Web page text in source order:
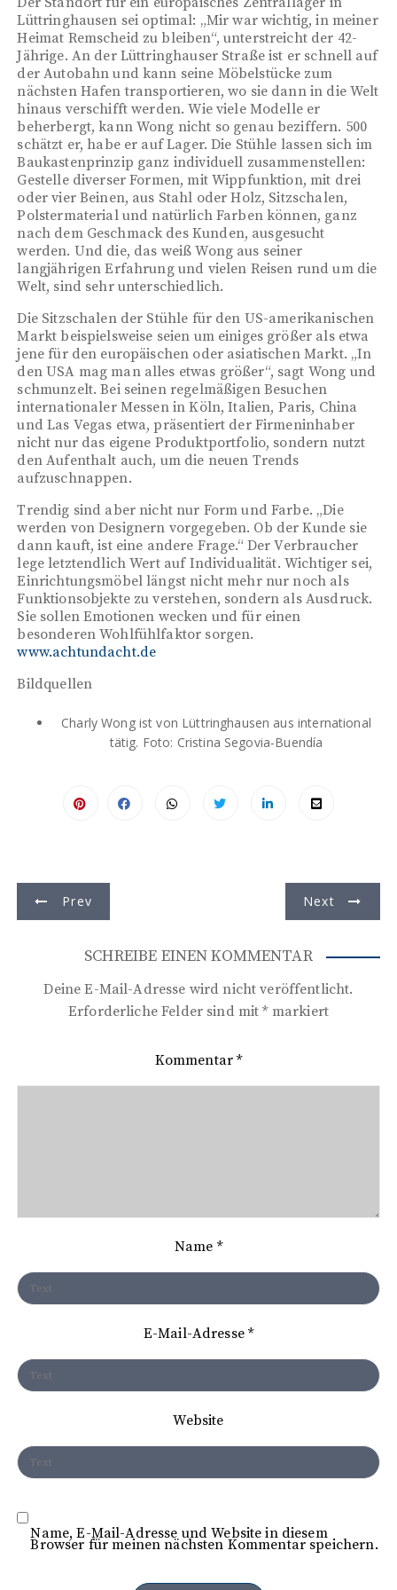
Lüttringhausen sei optimal: „Mir war wichtig, in meiner
Heimat Remscheid zu bleiben“, unterstreicht der 42-
Jährige. An der Lüttringhauser Straße ist er schnell auf
der Autobahn und kann seine Möbelstücke zum
nächsten Hafen transportieren, wo sie dann in die Welt
hinaus verschifft werden. Wie viele Modelle er
beherbergt, kann Wong nicht so genau beziffern. 500
schätzt er, habe er auf Lager. Die Stühle lassen sich im
Baukastenprinzip ganz individuell zusammenstellen:
Gestelle diverser Formen, mit Wippfunktion, mit drei
oder vier Beinen, aus Stahl oder Holz, Sitzschalen,
Polstermaterial und natürlich Farben können, ganz
nach dem Geschmack des Kunden, ausgesucht
werden. Und die, das weiß Wong aus seiner
langjährigen Erfahrung und vielen Reisen rund um die
Welt, sind sehr unterschiedlich.
Die Sitzschalen der Stühle für den US-amerikanischen
Markt beispielsweise seien um einiges größer als etwa
jene für den europäischen oder asiatischen Markt. „In
den USA mag man alles etwas größer“, sagt Wong und
schmunzelt. Bei seinen regelmäßigen Besuchen
internationaler Messen in Köln, Italien, Paris, China
und Las Vegas etwa, präsentiert der Firmeninhaber
nicht nur das eigene Produktportfolio, sondern nutzt
den Aufenthalt auch, um die neuen Trends
aufzuschnappen.
Trendig sind aber nicht nur Form und Farbe. „Die
werden von Designern vorgegeben. Ob der Kunde sie
dann kauft, ist eine andere Frage.“ Der Verbraucher
lege letztendlich Wert auf Individualität. Wichtiger sei,
Einrichtungsmöbel längst nicht mehr nur noch als
Funktionsobjekte zu verstehen, sondern als Ausdruck.
Sie sollen Emotionen wecken und für einen
besonderen Wohlfühlfaktor sorgen.
www.achtundacht.de
Bildquellen
Charly Wong ist von Lüttringhausen aus international
tätig. Foto: Cristina Segovia-Buendía
e
g
i
a
o
Prev Next
SCHREIBE EINEN KOMMENTAR
Deine E-Mail-Adresse wird nicht veröffentlicht.
Erforderliche Felder sind mit*markiert
Kommentar*
Name *
E-Mail-Adresse*
Website
Name, E-Mail-Adresse und Website in diesem
Browser für meinen nächsten Kommentar speichern.